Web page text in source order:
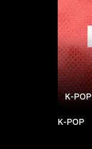
K-POP
K-POP